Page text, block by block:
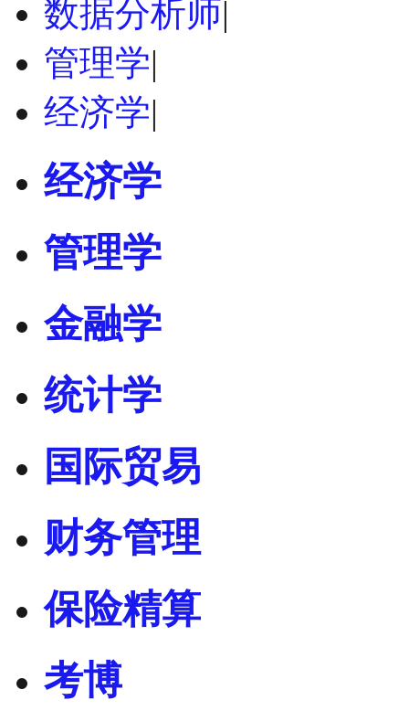
数据分析师|
管理学|
经济学|
经济学
管理学
金融学
统计学
国际贸易
财务管理
保险精算
考博